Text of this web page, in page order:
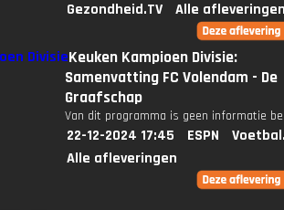
Gezondheid.TV
Alle
Keuken Kampioen Divisie:
Samenvatting FC Volendam - De
Graafschap
Van dit programma is geen informatie
22-12-2024 17:45 ESPN
Alle afleveringen